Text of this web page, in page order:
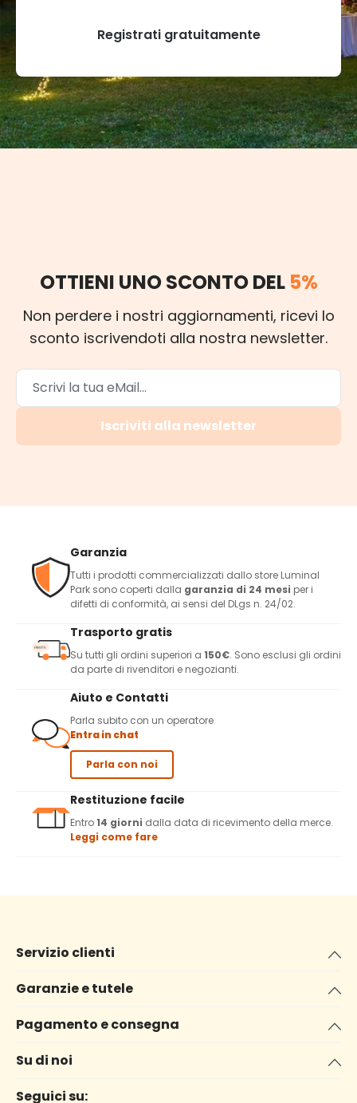
Registrati gratuitamente
OTTIENI UNO SCONTO DEL 5%
Non perdere i nostri aggiornamenti, ricevi lo
sconto iscrivendoti alla nostra newsletter.
Iscriviti alla newsletter
Garanzia
Tutti i prodotti commercializzati dallo store Luminal
Park sono coperti dalla garanzia di 24 mesi per i
difetti di conformità, ai sensi del DLgs n. 24/02.
Trasporto gratis
Su tutti gli ordini superiori a 150€. Sono esclusi gli ordini
da parte di rivenditori e negozianti.
Aiuto e Contatti
Parla subito con un operatore
Entra in chat
Parla con noi
Restituzione facile
Entro14 giorni dalla data di ricevimento della merce.
Leggi come fare
Servizio clienti
Garanzie e tutele
Pagamento e consegna
Su di noi
Seguici su: